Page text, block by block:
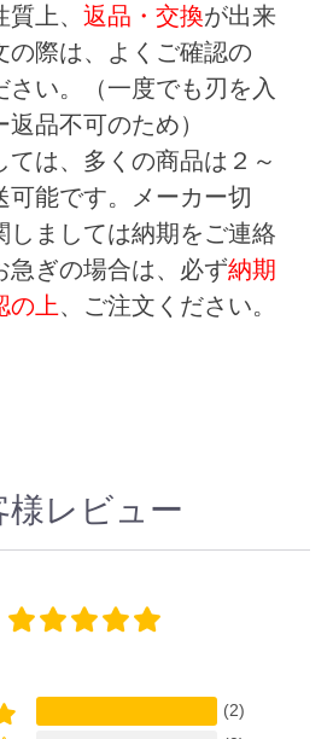
上、 返品・交換が出来
の際は、よくご確認の
さい。（一度でも刃を入
品不可のため）
ては、多くの商品は２～
可能です。メーカー切
しましては納期をご連絡
急ぎの場合は、必ず納期
の上、ご注文ください。
様レビュー
(2)